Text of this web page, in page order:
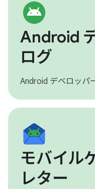
Android
ログ
Android デベロッパ
モバイル
レター